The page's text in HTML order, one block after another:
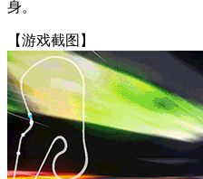
身。
【游戏截图】